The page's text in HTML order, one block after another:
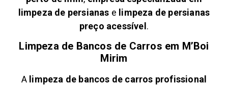
limpeza de persianas e limpeza de persianas
preço acessível.
Limpeza de Bancos de Carros em M’Boi
Mirim
A limpeza de bancos de carros profissional